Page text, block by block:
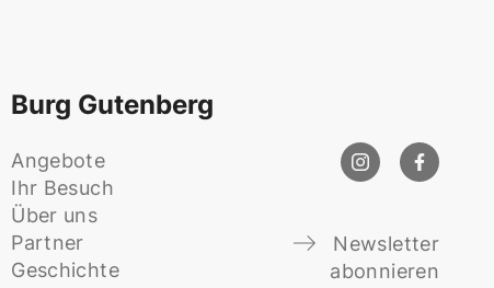
Burg Gutenberg
Angebote
Ihr Besuch
Über uns
Partner
Geschichte
Newsletter
abonnieren